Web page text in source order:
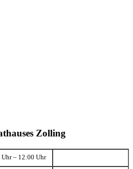
Zolling
– 12:00 Uhr